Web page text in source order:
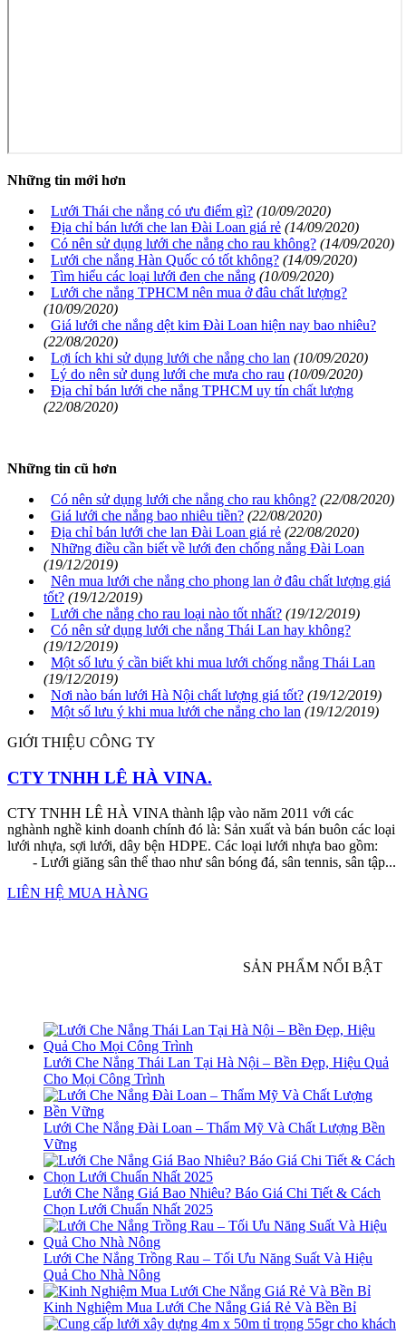
Những tin mới hơn
Lưới Thái che nắng có ưu điểm gì? (10/09/2020)
Địa chỉ bán lưới che lan Đài Loan giá rẻ (14/09/2020)
Có nên sử dụng lưới che nắng cho rau không? (14/09/2020)
Lưới che nắng Hàn Quốc có tốt không? (14/09/2020)
Tìm hiểu các loại lưới đen che nắng (10/09/2020)
Lưới che nắng TPHCM nên mua ở đâu chất lượng?
(10/09/2020)
Giá lưới che nắng dệt kim Đài Loan hiện nay bao nhiêu?
(22/08/2020)
Lợi ích khi sử dụng lưới che nắng cho lan (10/09/2020)
Lý do nên sử dụng lưới che mưa cho rau (10/09/2020)
Địa chỉ bán lưới che nắng TPHCM uy tín chất lượng
(22/08/2020)
Những tin cũ hơn
Có nên sử dụng lưới che nắng cho rau không? (22/08/2020)
Giá lưới che nắng bao nhiêu tiền? (22/08/2020)
Địa chỉ bán lưới che lan Đài Loan giá rẻ (22/08/2020)
Những điều cần biết về lưới đen chống nắng Đài Loan
(19/12/2019)
Nên mua lưới che nắng cho phong lan ở đâu chất lượng giá
tốt? (19/12/2019)
Lưới che nắng cho rau loại nào tốt nhất? (19/12/2019)
Có nên sử dụng lưới che nắng Thái Lan hay không?
(19/12/2019)
Một số lưu ý cần biết khi mua lưới chống nắng Thái Lan
(19/12/2019)
Nơi nào bán lưới Hà Nội chất lượng giá tốt? (19/12/2019)
Một số lưu ý khi mua lưới che nắng cho lan (19/12/2019)
GIỚI THIỆU CÔNG TY
CTY TNHH LÊ HÀ VINA.
CTY TNHH LÊ HÀ VINA thành lập vào năm 2011 với các
nghành nghề kinh doanh chính đó là: Sản xuất và bán buôn các loại
lưới nhựa, sợi lưới, dây bện HDPE. Các loại lưới nhựa bao gồm:
- Lưới giăng sân thể thao như sân bóng đá, sân tennis, sân tập...
LIÊN HỆ MUA HÀNG
SẢN PHẨM NỔI BẬT
Lưới Che Nắng Thái Lan Tại Hà Nội – Bền Đẹp, Hiệu Quả
Cho Mọi Công Trình
Lưới Che Nắng Đài Loan – Thẩm Mỹ Và Chất Lượng Bền
Vững
Lưới Che Nắng Giá Bao Nhiêu? Báo Giá Chi Tiết & Cách
Chọn Lưới Chuẩn Nhất 2025
Lưới Che Nắng Trồng Rau – Tối Ưu Năng Suất Và Hiệu
Quả Cho Nhà Nông
Kinh Nghiệm Mua Lưới Che Nắng Giá Rẻ Và Bền Bỉ